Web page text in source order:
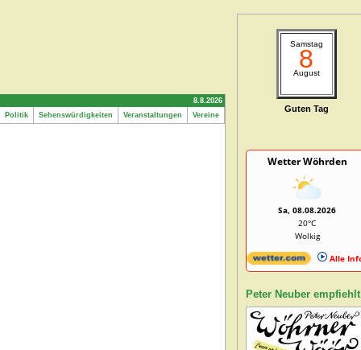
8.8.2026
Politik Sehenswürdigkeiten Veranstaltungen
Vereine
Samstag
8
August
Guten Tag
Wetter Wöhrden
Sa, 08.08.2026
20°C
Wolkig
Alle
Peter Neuber empfiehlt